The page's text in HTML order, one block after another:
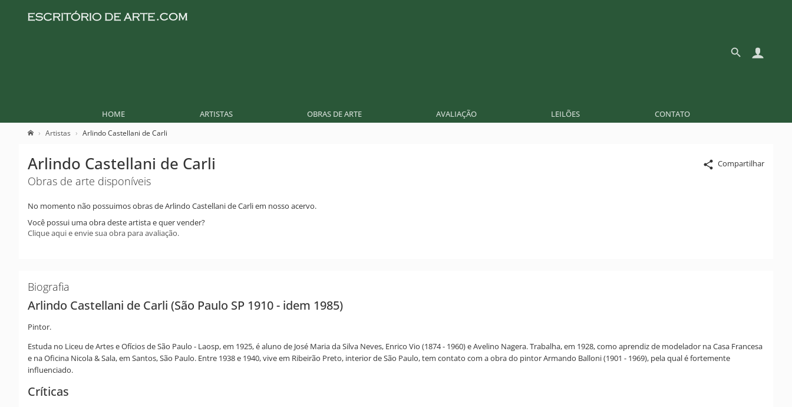
HOME ARTISTAS OBRAS DE ARTE AVALIAÇÃO LEILÕES CONTATO
Artistas Arlindo Castellani de Carli
Compartilhar
Arlindo Castellani de Carli
Obras de arte disponíveis
No momento não possuimos obras de Arlindo Castellani de Carli em nosso acervo.
Você possui uma obra deste artista e quer vender?
Clique aqui e envie sua obra para avaliação.
Biografia
Arlindo Castellani de Carli (São Paulo SP 1910 - idem 1985)
Pintor.
Estuda no Liceu de Artes e Ofícios de São Paulo - Laosp, em 1925, é aluno de José Maria da Silva Neves, Enrico Vio (1874 - 1960) e Avelino Nagera. Trabalha, em 1928, como aprendiz de modelador na Casa Francesa
e na Oficina Nicola & Sala, em Santos, São Paulo. Entre 1938 e 1940, vive em Ribeirão Preto, interior de São Paulo, tem contato com a obra do pintor Armando Balloni (1901 - 1969), pela qual é fortemente
influenciado.
Críticas